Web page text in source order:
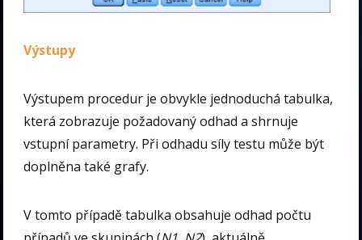
Výstupy
Výstupem procedur je obvykle jednoduchá tabulka,
která zobrazuje požadovaný odhad a shrnuje
vstupní parametry. Při odhadu síly testu může být
doplněna také grafy.
V tomto případě tabulka obsahuje odhad počtu